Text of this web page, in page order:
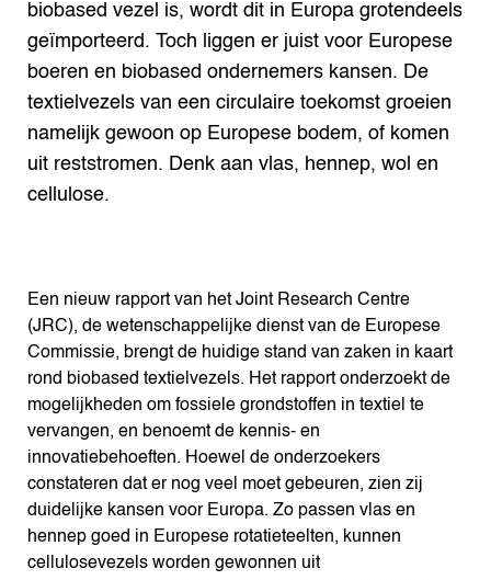
biobased vezel is, wordt dit in Europa grotendeels
geïmporteerd. Toch liggen er juist voor Europese
boeren en biobased ondernemers kansen. De
textielvezels van een circulaire toekomst groeien
namelijk gewoon op Europese bodem, of komen
uit reststromen. Denk aan vlas, hennep, wol en
cellulose.
Een nieuw rapport van het Joint Research Centre
(JRC), de wetenschappelijke dienst van de Europese
Commissie, brengt de huidige stand van zaken in kaart
rond biobased textielvezels. Het rapport onderzoekt de
mogelijkheden om fossiele grondstoffen in textiel te
vervangen, en benoemt de kennis- en
innovatiebehoeften. Hoewel de onderzoekers
constateren dat er nog veel moet gebeuren, zien zij
duidelijke kansen voor Europa. Zo passen vlas en
hennep goed in Europese rotatieteelten, kunnen
cellulosevezels worden gewonnen uit